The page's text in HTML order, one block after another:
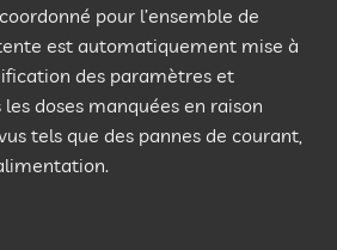
pour l’ensemble de
est automatiquement mise à
des paramètres et
doses manquées en raison
tels que des pannes de courant,